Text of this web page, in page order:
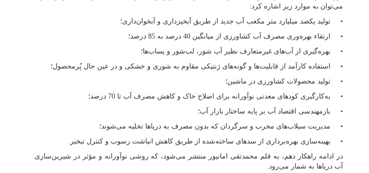
می‌توان به موارد زیر اشاره کرد:
• تولید یکصد میلیارد متر مکعب آب جدید از طریق آبخیزداری و آبخوان‌داری؛
• ارتقاء بهره‌وری مصرف آب کشاورزی از میانگین 40 درصد به 85 درصد؛
• بهره‌گیری از آب‌های غیرمتعارف نظیر آب شور، لب‌شور و پساب‌ها؛
• استفاده کارآمد از قابلیت‌ها و گونه‌های ژنتیکی مقاوم به شوری و خشکی و در عین حال پُرمحصول؛
• تولید محصولات کشاورزی در ماشین؛
• به‌کارگیری کودهای معدنی نوآورانه برای اصلاح خاک و کاهش مصرف آب تا 70 درصد؛
• بازمهندسی اقتصاد آب بر پایه ساختار بازار آب؛
• مدیریت سیلاب‌های مخرب و سرگردان که بدون مصرف به دریاها تخلیه می‌شوند؛
• بهینه‌سازی بهره‌برداری از سدهای ساخته‌شده از طریق کاهش انباشت رسوب و کنترل تبخیر.
در ادامه راهکار دهم، به قلم محمدتقی امانپور منتشر می‌شود، که روشی نوآورانه و مؤثر در شیرین‌سازی
آب دریاها به شمار می‌رود.